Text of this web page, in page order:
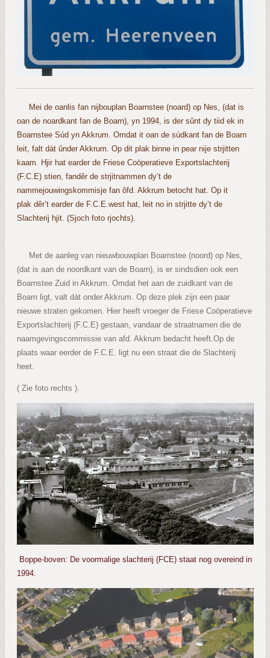
Mei de oanlis fan nijbouplan Boarnstee (noard) op Nes, (dat is
oan de noardkant fan de Boarn), yn 1994, is der sûnt dy tiid ek in
Boarnstee Súd yn Akkrum. Omdat it oan de súdkant fan de Boarn
leit, falt dát ûnder Akkrum. Op dit plak binne in pear nije strjitten
kaam. Hjir hat earder de Friese Coöperatieve Exportslachterij
(F.C.E) stien, fandêr de strjitnammen dy’t de
nammejouwingskommisje fan ôfd. Akkrum betocht hat. Op it
plak dêr’t earder de F.C.E.west hat, leit no in strjitte dy’t de
Slachterij hjit. (Sjoch foto rjochts).
Met de aanleg van nieuwbouwplan Boarnstee (noord) op Nes,
(dat is aan de noordkant van de Boarn), is er sindsdien ook een
Boarnstee Zuid in Akkrum. Omdat het aan de zuidkant van de
Boarn ligt, valt dát onder Akkrum. Op deze plek zijn een paar
nieuwe straten gekomen. Hier heeft vroeger de Friese Coöperatieve
Exportslachterij (F.C.E) gestaan, vandaar de straatnamen die de
naamgevingscommissie van afd. Akkrum bedacht heeft.Op de
plaats waar eerder de F.C.E. ligt nu een straat die de Slachterij
heet.
( Zie foto rechts ).
Boppe-boven: De voormalige slachterij (FCE) staat nog overeind in
1994.